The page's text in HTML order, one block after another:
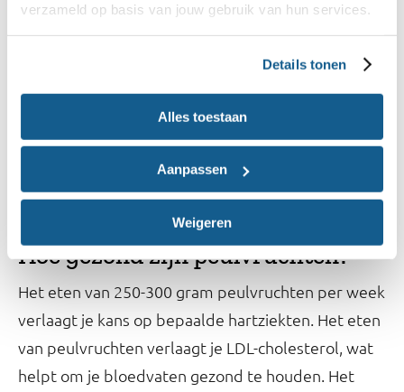
verzameld op basis van jouw gebruik van hun services.
Details tonen
Alles toestaan
Aanpassen
Weigeren
Veel koolhydraten
kun je ze in je maaltijd ook gebruiken in plaats van
aardappelen of graanproducten zoals pasta of rijst.
is om bij een maaltijd met peulvruchten ook
voldoende groente te eten.
Hoe gezond zijn peulvruchten?
Het eten van 250-300 gram peulvruchten per week
verlaagt je kans op bepaalde hartziekten. Het eten
van peulvruchten verlaagt je LDL-cholesterol, wat
helpt om je bloedvaten gezond te houden. Het